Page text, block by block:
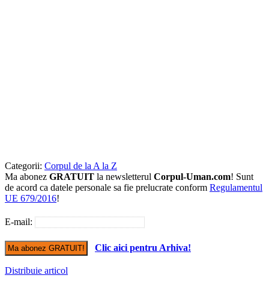
Categorii: Corpul de la A la Z
Ma abonez GRATUIT la newsletterul Corpul-Uman.com! Sunt
de acord ca datele personale sa fie prelucrate conform Regulamentul
UE 679/2016!
E-mail:
Clic aici pentru Arhiva!
Distribuie articol